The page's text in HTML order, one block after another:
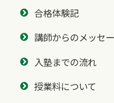
合格体験記
講師からのメッセ
入塾までの流れ
授業料について